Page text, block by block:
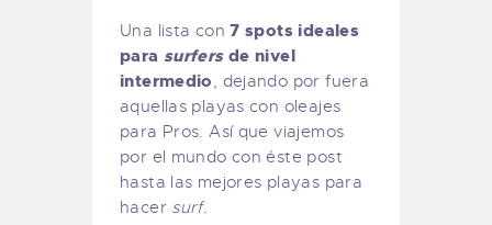
Una lista con7 spots ideales
para surfersde nivel
intermedio, dejando por fuera
aquellas playas con oleajes
para Pros. Así que viajemos
por el mundo con éste post
hasta las mejores playas para
hacer surf.